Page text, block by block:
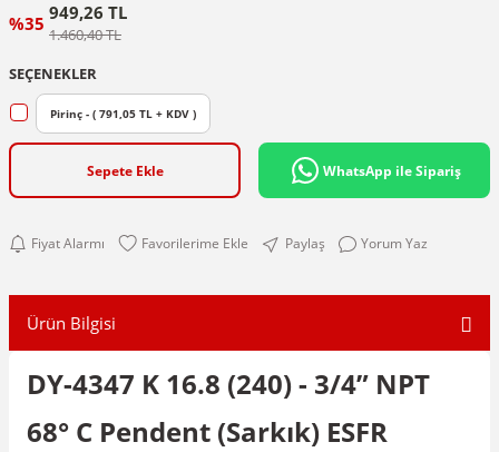
%35 949,26 TL
1.460,40 TL
SEÇENEKLER
Pirinç - ( 791,05 TL + KDV )
Sepete Ekle WhatsApp ile Sipariş
Fiyat Alarmı Paylaş Yorum Yaz
Ürün Bilgisi
DY-4347 K 16.8 (240) - 3/4” NPT
68° C Pendent (Sarkık) ESFR